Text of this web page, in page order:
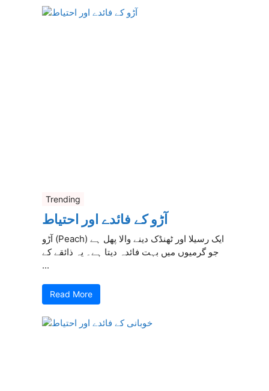
Trending
آڑو کے فائدے اور احتیاط
آڑو (Peach) ایک رسیلا اور ٹھنڈک دینے والا پھل ہے
جو گرمیوں میں بہت فائدہ دیتا ہے۔ یہ ذائقے کے
...
Read More